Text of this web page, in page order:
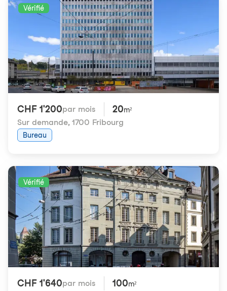
Vérifié
CHF 1'200par mois 20m²
Sur demande, 1700 Fribourg
Bureau
Vérifié
CHF 1'640par mois 100m²